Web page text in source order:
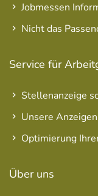
Jobmessen
Nicht das
Service für
Stellenanzeige
Unsere Anzeigen
Optimierung
Über uns